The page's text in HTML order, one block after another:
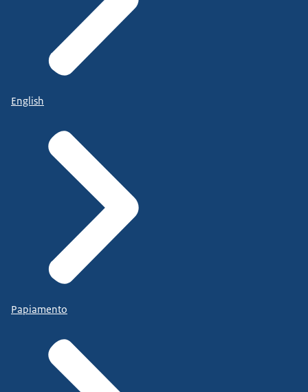
English
Papiamento